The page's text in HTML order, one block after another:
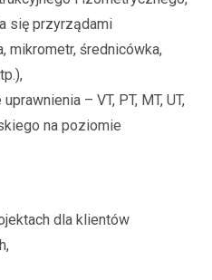
się przyrządami
mikrometr, średnicówka,
– VT, PT, MT, UT,
na poziomie
dla klientów